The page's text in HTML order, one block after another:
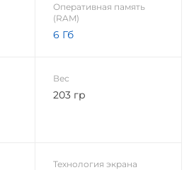
Оперативная память
(RAM)
6 Гб
Вес
203 гр
Технология экрана